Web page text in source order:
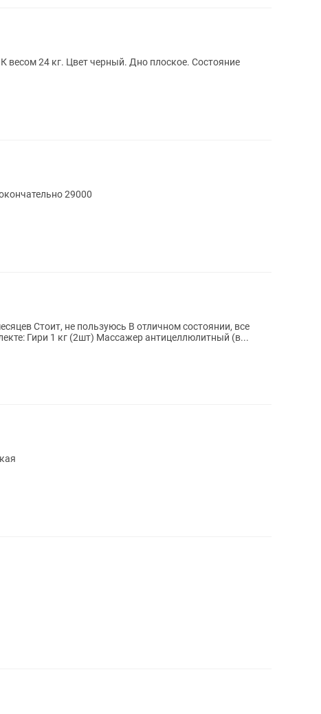
весом 24 кг. Цвет черный. Дно плоское. Состояние
29000
все
осталась В комплекте: Гири 1 кг (2шт) Массажер антицеллюлитный (в...